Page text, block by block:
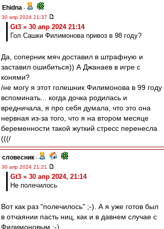
Ehidna -
30 апр 2024 21:37
Gt3 » 30 апр 2024 21:14
Гол Сашки Филимонова привоз в 98 году?
Да, соперник мяч доставил в штрафную и
заставил ошибиться)) А Джанаев в игре с
конями?
/не могу я этот голешник Филимонова в 99 году
вспоминать... когда дочка родилась и
вредничала, я про себя думала, что это она
нервная из-за того, что я на втором месяце
беременности такой жуткий стресс перенесла
(((/
словесник -
30 апр 2024 21:21
Gt3 » 30 апр 2024, 21:14
Не полечилось
Вот как раз "полечилось" ;-). А я уже готов был
в отчаянии пасть ниц, как и в давнем случае с
Филимоновым :-).